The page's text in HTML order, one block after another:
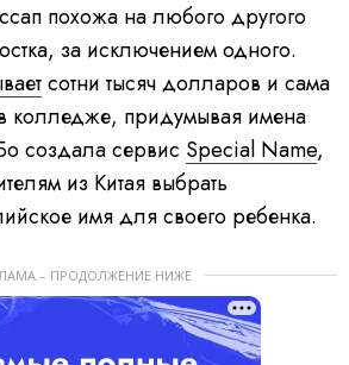
похожа на любого другого
за исключением одного.
сотни тысяч долларов и сама
в колледже, придумывая имена
создала сервис Special Name,
из Китая выбрать
имя для своего ребенка.
– ПРОДОЛЖЕНИЕ НИЖЕ